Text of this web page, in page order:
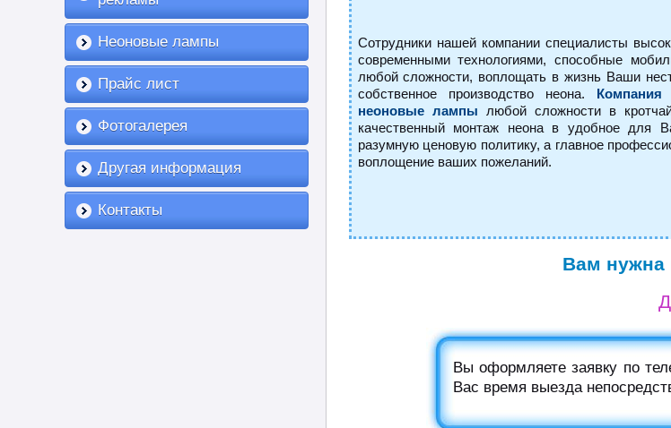
Неоновые лампы
Прайс лист
Фотогалерея
Другая информация
Контакты
Сотрудники нашей компании специалисты
современными технологиями, способные
любой сложности, воплощать в жизнь Ваши
собственное производство неона.
Компания
неоновые лампы любой сложности в
качественный монтаж неона в удобное для
разумную ценовую политику, а главное
воплощение ваших пожеланий.
Вам нужна
Вы оформляете заявку по
Вас время выезда